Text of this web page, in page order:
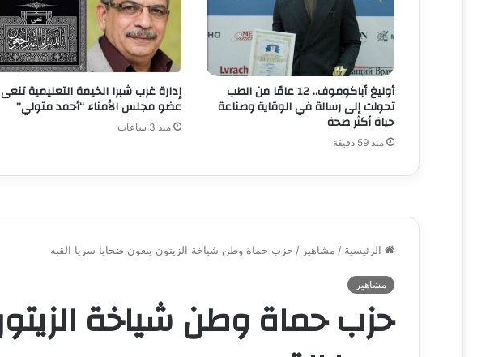
أوليغ أباكوموف.. 12 عامًا من الطب
تحولت إلى رسالة في الوقاية وصناعة
حياة أكثر صحة
منذ 59 دقيقة
إدارة غرب شبرا الخيمة التعليمية تنعى
عضو مجلس الأمناء “أحمد متولي”
منذ 3 ساعات